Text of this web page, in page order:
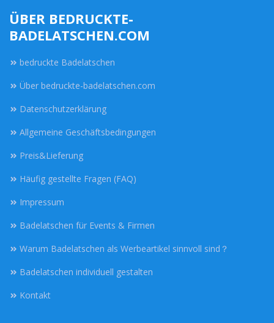
ÜBER BEDRUCKTE-
BADELATSCHEN.COM
bedruckte Badelatschen
Über bedruckte-badelatschen.com
Datenschutzerklärung
Allgemeine Geschäftsbedingungen
Preis&Lieferung
Häufig gestellte Fragen (FAQ)
Impressum
Badelatschen für Events & Firmen
Warum Badelatschen als Werbeartikel sinnvoll sind？
Badelatschen individuell gestalten
Kontakt